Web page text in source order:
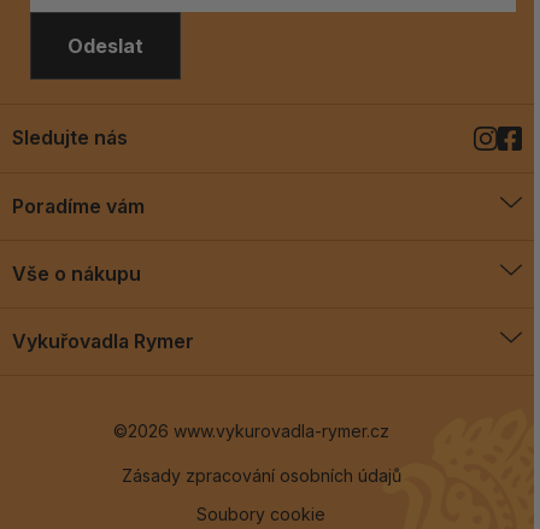
Odeslat
Poradíme vám
Blog
Vše o nákupu
Vykuřovadla Rymer
Sledujte nás
©2026 www.vykurovadla-rymer.cz
Zásady zpracování osobních údajů
Soubory cookie